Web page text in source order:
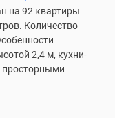
на 92 квартиры
Количество
2,4 м, кухни-
просторными